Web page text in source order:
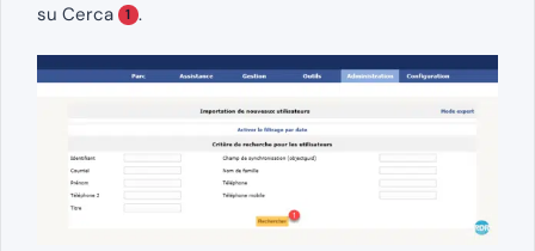
su Cerca
1 .